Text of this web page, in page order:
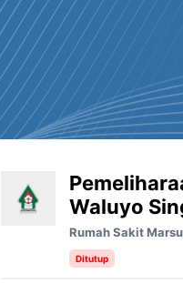
Waluyo
Rumah Sakit
Ditutup